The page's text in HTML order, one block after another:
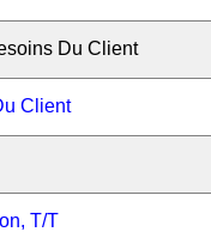
Du Client
Client
T/T